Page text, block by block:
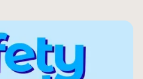
is waar 'psychologische
dit artikel leggen we je
is, hoe je de
je er zelf aan kunt